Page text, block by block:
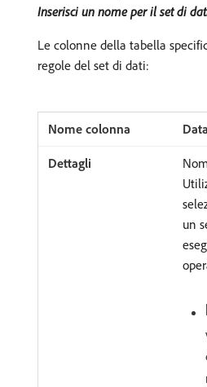
Inserisci un nome per il set di
Le colonne della tabella
regole del set di dati:
un